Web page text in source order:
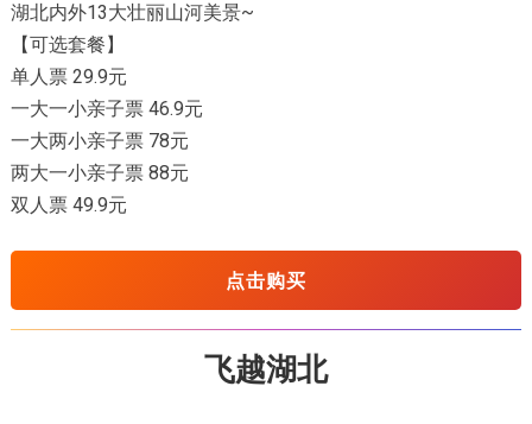
湖北内外13大壮丽山河美景~
【可选套餐】
单人票 29.9元
一大一小亲子票 46.9元
一大两小亲子票 78元
两大一小亲子票 88元
双人票 49.9元
点击购买
飞越湖北